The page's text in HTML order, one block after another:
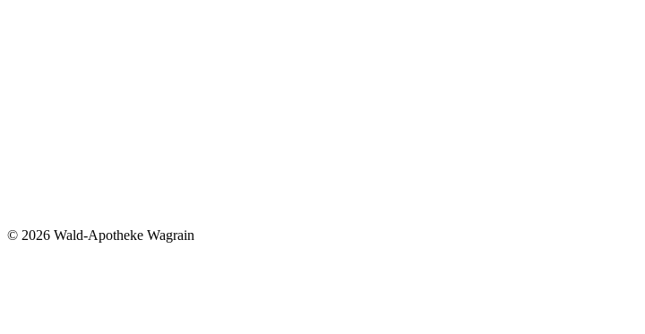
© 2026 Wald-Apotheke Wagrain